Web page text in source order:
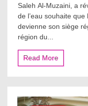
Saleh Al-Muzaini, a
de l’eau souhaite que
devienne son siège
région du...
Read More